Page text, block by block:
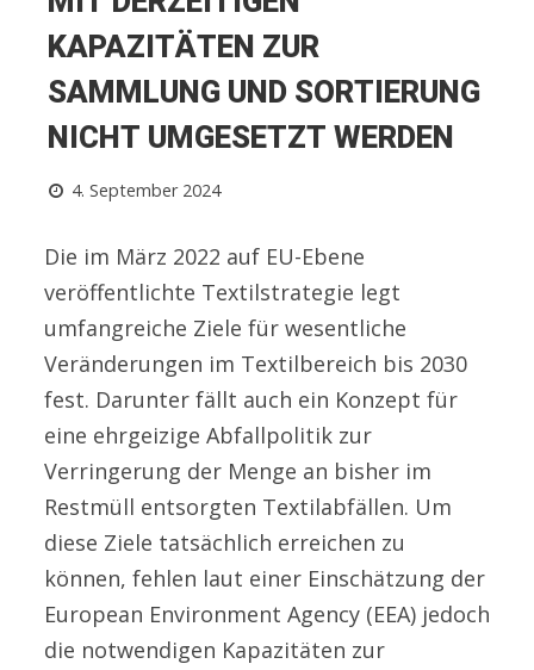
KAPAZITÄTEN ZUR
SAMMLUNG UND SORTIERUNG
NICHT UMGESETZT WERDEN
4. September 2024
Die im März 2022 auf EU-Ebene
veröffentlichte Textilstrategie legt
umfangreiche Ziele für wesentliche
Veränderungen im Textilbereich bis 2030
fest. Darunter fällt auch ein Konzept für
eine ehrgeizige Abfallpolitik zur
Verringerung der Menge an bisher im
Restmüll entsorgten Textilabfällen. Um
diese Ziele tatsächlich erreichen zu
können, fehlen laut einer Einschätzung der
European Environment Agency (EEA) jedoch
die notwendigen Kapazitäten zur